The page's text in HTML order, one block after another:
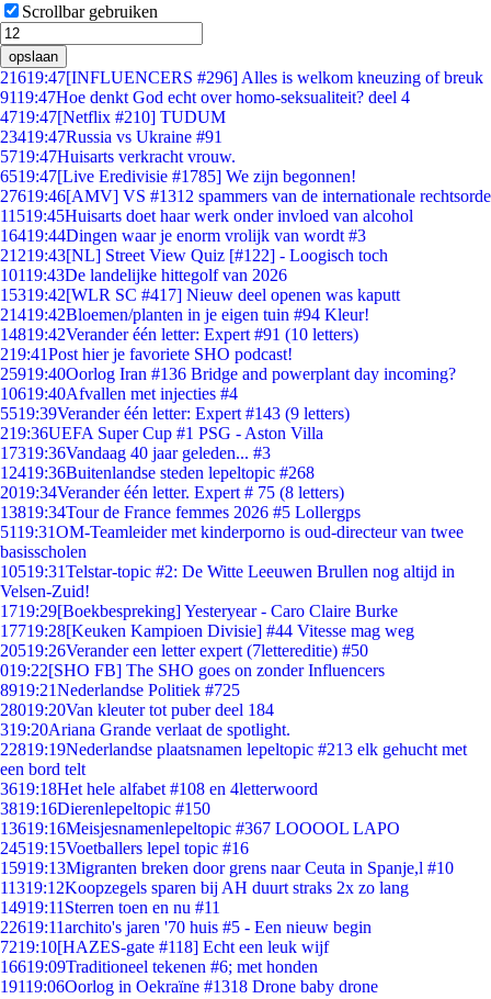
Scrollbar gebruiken
opslaan
21619:47[INFLUENCERS #296] Alles is welkom kneuzing of breuk
9119:47Hoe denkt God echt over homo-seksualiteit? deel 4
4719:47[Netflix #210] TUDUM
23419:47Russia vs Ukraine #91
5719:47Huisarts verkracht vrouw.
6519:47[Live Eredivisie #1785] We zijn begonnen!
27619:46[AMV] VS #1312 spammers van de internationale rechtsorde
11519:45Huisarts doet haar werk onder invloed van alcohol
16419:44Dingen waar je enorm vrolijk van wordt #3
21219:43[NL] Street View Quiz [#122] - Loogisch toch
10119:43De landelijke hittegolf van 2026
15319:42[WLR SC #417] Nieuw deel openen was kaputt
21419:42Bloemen/planten in je eigen tuin #94 Kleur!
14819:42Verander één letter: Expert #91 (10 letters)
219:41Post hier je favoriete SHO podcast!
25919:40Oorlog Iran #136 Bridge and powerplant day incoming?
10619:40Afvallen met injecties #4
5519:39Verander één letter: Expert #143 (9 letters)
219:36UEFA Super Cup #1 PSG - Aston Villa
17319:36Vandaag 40 jaar geleden... #3
12419:36Buitenlandse steden lepeltopic #268
2019:34Verander één letter. Expert # 75 (8 letters)
13819:34Tour de France femmes 2026 #5 Lollergps
5119:31OM-Teamleider met kinderporno is oud-directeur van twee
basisscholen
10519:31Telstar-topic #2: De Witte Leeuwen Brullen nog altijd in
Velsen-Zuid!
1719:29[Boekbespreking] Yesteryear - Caro Claire Burke
17719:28[Keuken Kampioen Divisie] #44 Vitesse mag weg
20519:26Verander een letter expert (7lettereditie) #50
019:22[SHO FB] The SHO goes on zonder Influencers
8919:21Nederlandse Politiek #725
28019:20Van kleuter tot puber deel 184
319:20Ariana Grande verlaat de spotlight.
22819:19Nederlandse plaatsnamen lepeltopic #213 elk gehucht met
een bord telt
3619:18Het hele alfabet #108 en 4letterwoord
3819:16Dierenlepeltopic #150
13619:16Meisjesnamenlepeltopic #367 LOOOOL LAPO
24519:15Voetballers lepel topic #16
15919:13Migranten breken door grens naar Ceuta in Spanje,l #10
11319:12Koopzegels sparen bij AH duurt straks 2x zo lang
14919:11 Sterren toen en nu #11
22619:11archito's jaren '70 huis #5 - Een nieuw begin
7219:10[HAZES-gate #118] Echt een leuk wijf
16619:09Traditioneel tekenen #6; met honden
19119:06Oorlog in Oekraïne #1318 Drone baby drone